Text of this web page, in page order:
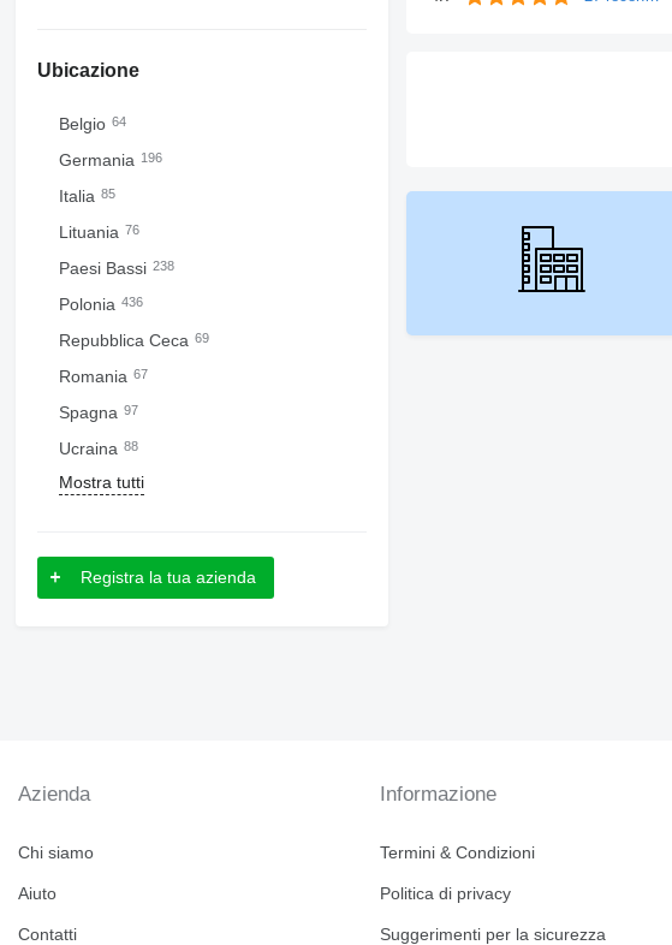
Ubicazione
Belgio 64
Germania 196
Italia 85
Lituania 76
Paesi Bassi 238
Polonia 436
Repubblica Ceca 69
Romania 67
Spagna 97
Ucraina 88
Mostra tutti
Registra la tua azienda
Azienda
Chi siamo
Aiuto
Contatti
Informazione
Termini & Condizioni
Politica di privacy
Suggerimenti per la sicurezza